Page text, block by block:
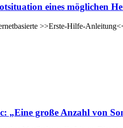
eines möglichen
>>Erste-Hilfe-
große Anzahl von